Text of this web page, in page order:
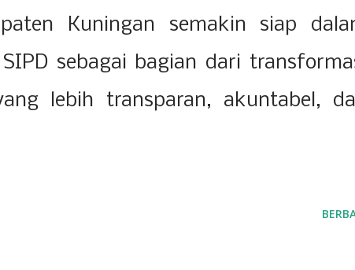
Kuningan semakin siap
sebagai bagian dari
lebih transparan, akuntabel,